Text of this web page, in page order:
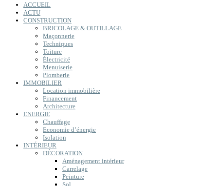
ACCUEIL
ACTU
CONSTRUCTION
BRICOLAGE & OUTILLAGE
Maçonnerie
Techniques
Toiture
Électricité
Menuiserie
Plomberie
IMMOBILIER
Location immobilière
Financement
Architecture
ENERGIE
Chauffage
Economie d’énergie
Isolation
INTÉRIEUR
DÉCORATION
Aménagement intérieur
Carrelage
Peinture
Sol